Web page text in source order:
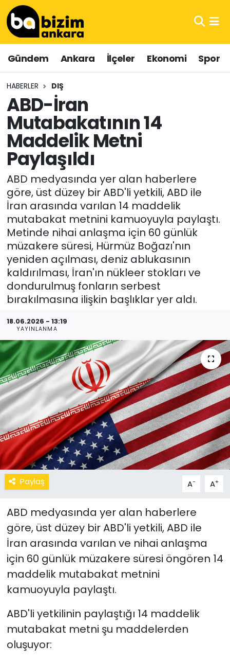
Gündem Ankara İlçeler Ekonomi Spor
HABERLER DIŞ
ABD-İran
Mutabakatının 14
Maddelik Metni
Paylaşıldı
ABD medyasında yer alan haberlere
göre, üst düzey bir ABD'li yetkili, ABD ile
İran arasında varılan 14 maddelik
mutabakat metnini kamuoyuyla paylaştı.
Metinde nihai anlaşma için 60 günlük
müzakere süresi, Hürmüz Boğazı'nın
yeniden açılması, deniz ablukasının
kaldırılması, İran'ın nükleer stokları ve
dondurulmuş fonların serbest
bırakılmasına ilişkin başlıklar yer aldı.
18.06.2026 - 13:19
YAYINLANMA
Paylaş A- A+
ABD medyasında yer alan haberlere
göre, üst düzey bir ABD'li yetkili, ABD ile
İran arasında varılan ve nihai anlaşma
için 60 günlük müzakere süresi öngören 14
maddelik mutabakat metnini
kamuoyuyla paylaştı.
ABD'li yetkilinin paylaştığı 14 maddelik
mutabakat metni şu maddelerden
oluşuyor:
Hava Durumu
Trafik Durumu
Süper Lig Puan Durumu ve Fikstür
Tüm Manşetler
Son Dakika Haberleri
Haber Arşivi